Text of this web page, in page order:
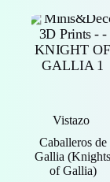
Vistazo
Caballeros de
Gallia (Knights
of Gallia)